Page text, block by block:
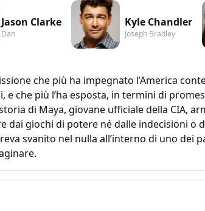
Jason Clarke
Dan
Kyle Chandler
Joseph Bradley
che più ha impegnato l’America
che più l’ha esposta, in termini di
di Maya, giovane ufficiale della CIA,
dai giochi di potere né dalle indecisioni o
svanito nel nulla all’interno di uno dei